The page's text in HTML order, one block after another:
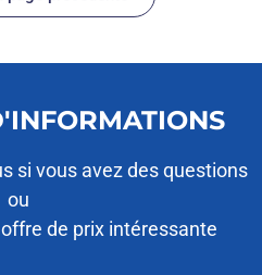
si vous avez des questions
ou
de prix intéressante